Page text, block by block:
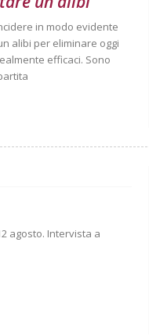
in modo evidente
alibi per eliminare oggi
efficaci. Sono
agosto. Intervista a